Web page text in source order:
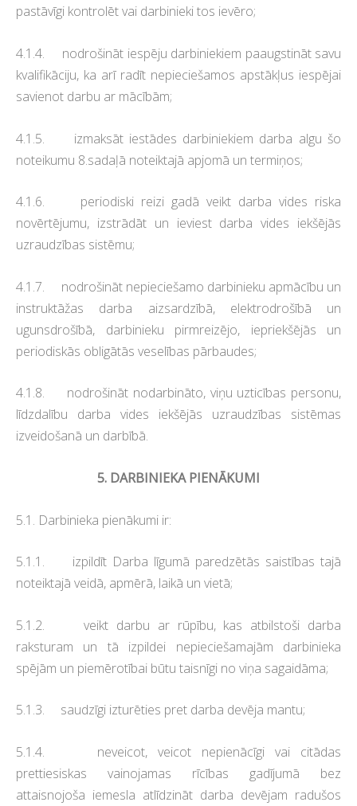
pastāvīgi kontrolēt vai darbinieki tos ievēro;
4.1.4. nodrošināt iespēju darbiniekiem paaugstināt savu
kvalifikāciju, ka arī radīt nepieciešamos apstākļus iespējai
savienot darbu ar mācībām;
4.1.5. izmaksāt iestādes darbiniekiem darba algu šo
noteikumu 8.sadaļā noteiktajā apjomā un termiņos;
4.1.6. periodiski reizi gadā veikt darba vides riska
novērtējumu, izstrādāt un ieviest darba vides iekšējās
uzraudzības sistēmu;
4.1.7. nodrošināt nepieciešamo darbinieku apmācību un
instruktāžas darba aizsardzībā, elektrodrošībā un
ugunsdrošībā, darbinieku pirmreizējo, iepriekšējās un
periodiskās obligātās veselības pārbaudes;
4.1.8. nodrošināt nodarbināto, viņu uzticības personu,
līdzdalību darba vides iekšējās uzraudzības sistēmas
izveidošanā un darbībā.
5. DARBINIEKA PIENĀKUMI
5.1. Darbinieka pienākumi ir:
5.1.1. izpildīt Darba līgumā paredzētās saistības tajā
noteiktajā veidā, apmērā, laikā un vietā;
5.1.2. veikt darbu ar rūpību, kas atbilstoši darba
raksturam un tā izpildei nepieciešamajām darbinieka
spējām un piemērotībai būtu taisnīgi no viņa sagaidāma;
5.1.3. saudzīgi izturēties pret darba devēja mantu;
5.1.4. neveicot, veicot nepienācīgi vai citādas
prettiesiskas vainojamas rīcības gadījumā bez
attaisnojoša iemesla atlīdzināt darba devējam radušos